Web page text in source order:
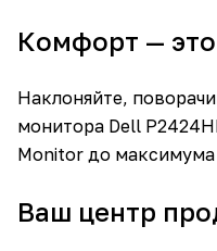
Комфорт —
Наклоняйте,
монитора Dell
Monitor до
Ваш центр